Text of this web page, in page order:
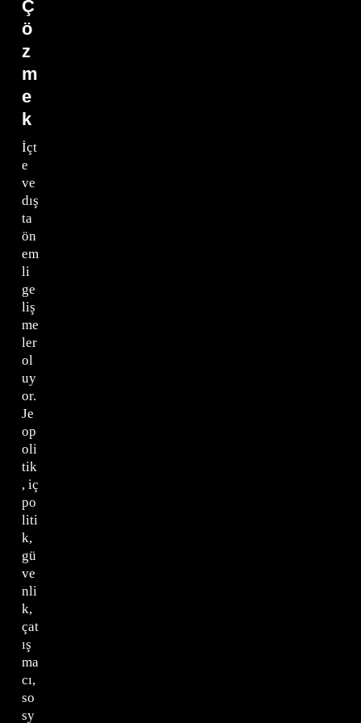
Ç
ö
z
m
e
k
İçt
e
ve
dış
ta
ön
em
li
ge
liş
me
ler
ol
uy
or.
Je
op
oli
tik
, iç
po
liti
k,
gü
ve
nli
k,
çat
ış
ma
cı,
so
sy